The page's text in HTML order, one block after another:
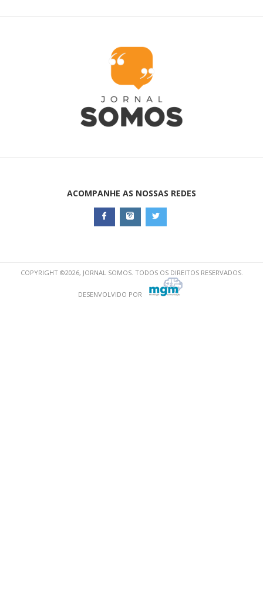
ACOMPANHE AS NOSSAS REDES
COPYRIGHT ©2026, JORNAL SOMOS. TODOS OS DIREITOS RESERVADOS.
DESENVOLVIDO POR